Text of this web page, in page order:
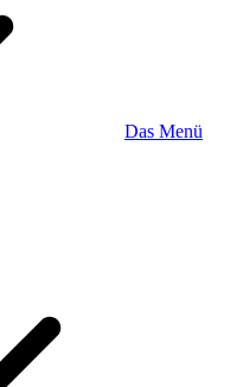
Das Menü